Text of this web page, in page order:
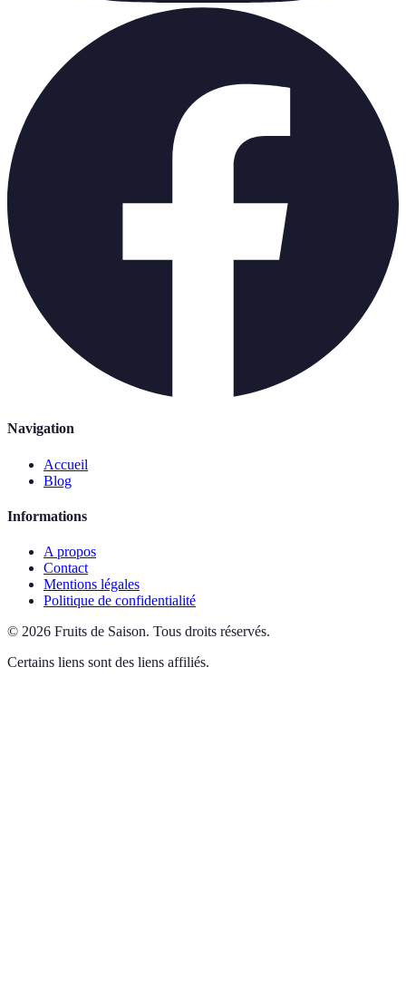
Navigation
Accueil
Blog
Informations
A propos
Contact
Mentions légales
Politique de confidentialité
© 2026 Fruits de Saison. Tous droits réservés.
Certains liens sont des liens affiliés.